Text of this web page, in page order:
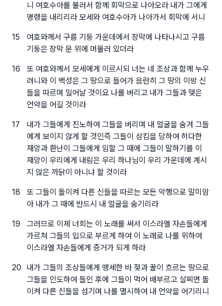
니 여호수아를 불러서 함께 회막으로 나아오라 내가 그에게
명령을 내리리라 모세와 여호수아가 나아가서 회막에 서니
15
여호와께서 구름 기둥 가운데에서 장막에 나타나시고 구름
기둥은 장막 문 위에 머물러 있더라
16
또 여호와께서 모세에게 이르시되 너는 네 조상과 함께 누우
려니와 이 백성은 그 땅으로 들어가 음란히 그 땅의 이방 신
들을 따르며 일어날 것이요 나를 버리고 내가 그들과 맺은
언약을 어길 것이라
17
내가 그들에게 진노하여 그들을 버리며 내 얼굴을 숨겨 그들
에게 보이지 않게 할 것인즉 그들이 삼킴을 당하여 허다한
재앙과 환난이 그들에게 임할 그 때에 그들이 말하기를 이
재앙이 우리에게 내림은 우리 하나님이 우리 가운데에 계시
지 않은 까닭이 아니냐 할 것이라
18
또 그들이 돌이켜 다른 신들을 따르는 모든 악행으로 말미암
아 내가 그 때에 반드시 내 얼굴을 숨기리라
19
그러므로 이제 너희는 이 노래를 써서 이스라엘 자손들에게
가르쳐 그들의 입으로 부르게 하여 이 노래로 나를 위하여
이스라엘 자손들에게 증거가 되게 하라
20
내가 그들의 조상들에게 맹세한 바 젖과 꿀이 흐르는 땅으로
그들을 인도하여 들인 후에 그들이 먹어 배부르고 살찌면 돌
이켜 다른 신들을 섬기며 나를 멸시하여 내 언약을 어기리니